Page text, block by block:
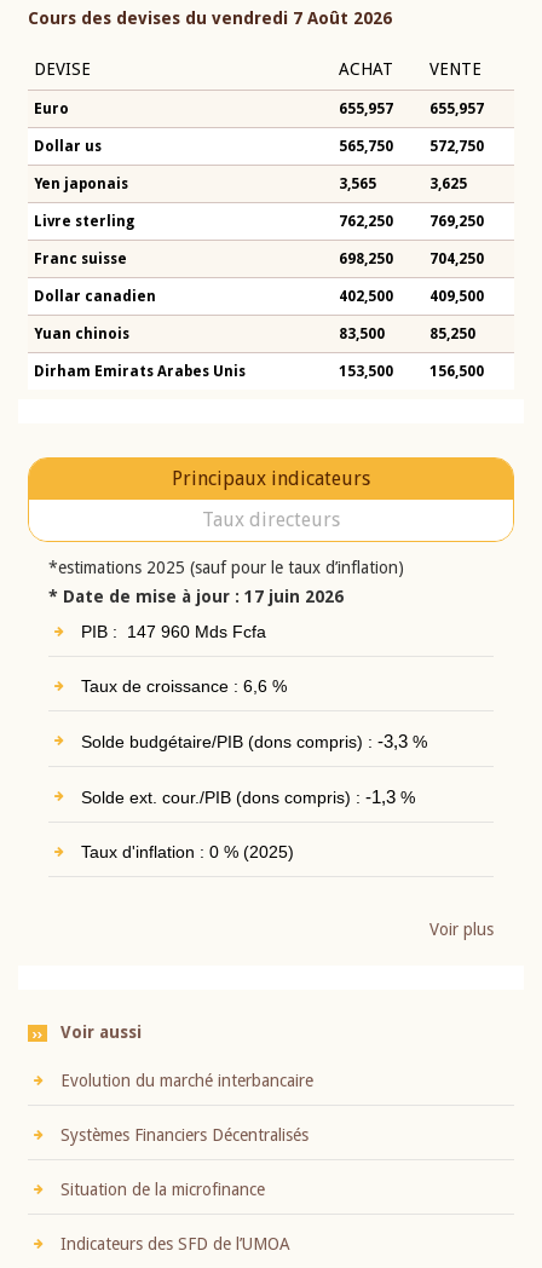
Cours des devises du vendredi 7 Août 2026
DEVISE ACHAT VENTE
Euro 655,957 655,957
Dollar us 565,750 572,750
Yen japonais 3,565 3,625
Livre sterling 762,250 769,250
Franc suisse 698,250 704,250
Dollar canadien 402,500 409,500
Yuan chinois 83,500 85,250
Dirham Emirats Arabes Unis 153,500 156,500
Principaux indicateurs
Taux directeurs
*estimations 2025 (sauf pour le taux d’inflation)
* Date de mise à jour : 17 juin 2026
PIB : 147 960 Mds Fcfa
Taux de croissance : 6,6 %
Solde budgétaire/PIB (dons compris) : -3,3%
Solde ext. cour./PIB (dons compris) : -1,3%
Taux d'inflation : 0 % (2025)
Voir plus
Voir aussi
Evolution du marché interbancaire
Systèmes Financiers Décentralisés
Situation de la microfinance
Indicateurs des SFD de l’UMOA